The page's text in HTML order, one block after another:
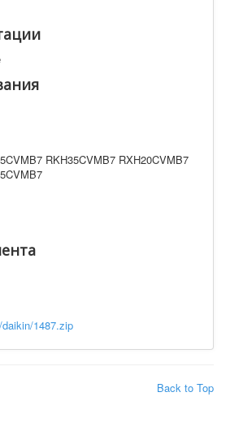
RKH35CVMB7
RKH35CVMB7 RXH20CVMB7
1487.zip
Back to Top